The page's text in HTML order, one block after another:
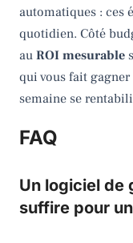
automatiques : ces
quotidien. Côté
au ROI mesurable
qui vous fait
semaine se
FAQ
Un logiciel de
suffire pour